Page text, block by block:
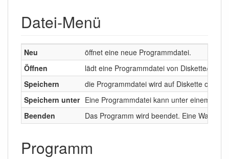
Datei-Menü
Neu
öffnet eine neue Programmdatei.
Öffnen
lädt eine Programmdatei von Diskette/
Speichern
die Programmdatei wird auf Diskette oder
Speichern unter Eine Programmdatei kann unter einem
Beenden
Das Programm wird beendet. Eine
Programm